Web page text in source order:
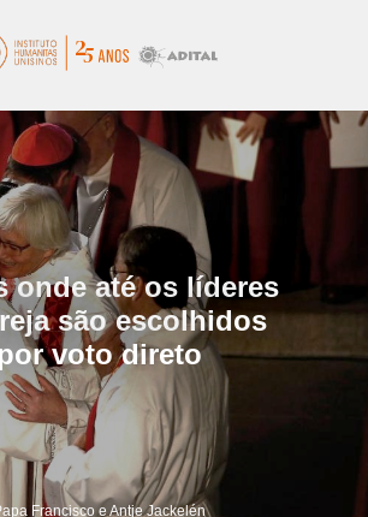
onde até os líderes
são escolhidos
voto direto
Francisco e Antje Jackelén